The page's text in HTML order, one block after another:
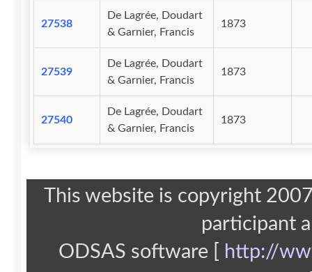
27538
De Lagrée, Doudart
& Garnier, Francis
1873
27539
De Lagrée, Doudart
& Garnier, Francis
1873
27540
De Lagrée, Doudart
& Garnier, Francis
1873
This website is copyright
participant
ODSAS software [
http://